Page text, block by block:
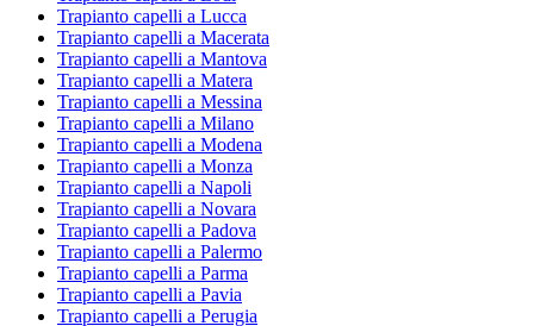
Trapianto capelli a Lucca
Trapianto capelli a Macerata
Trapianto capelli a Mantova
Trapianto capelli a Matera
Trapianto capelli a Messina
Trapianto capelli a Milano
Trapianto capelli a Modena
Trapianto capelli a Monza
Trapianto capelli a Napoli
Trapianto capelli a Novara
Trapianto capelli a Padova
Trapianto capelli a Palermo
Trapianto capelli a Parma
Trapianto capelli a Pavia
Trapianto capelli a Perugia